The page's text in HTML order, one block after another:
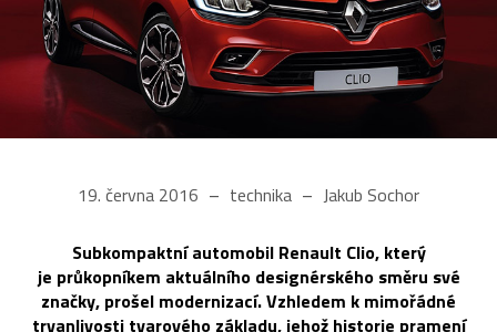
19. června 2016 technika Jakub Sochor
Subkompaktní automobil Renault Clio, který
je průkopníkem aktuálního designérského směru své
značky, prošel modernizací. Vzhledem k mimořádné
trvanlivosti tvarového základu, jehož historie pramení